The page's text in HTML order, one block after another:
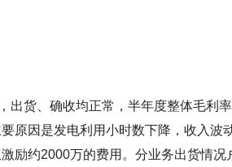
出货、确收均正常，半年度整体毛利
原因是发电利用小时数下降，收入波
励约2000万的费用。分业务出货情况